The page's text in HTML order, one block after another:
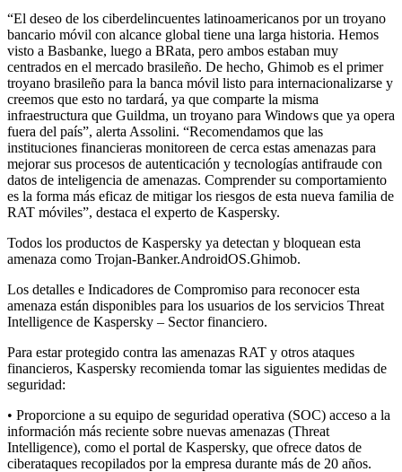
“El deseo de los ciberdelincuentes latinoamericanos por un troyano
bancario móvil con alcance global tiene una larga historia. Hemos
visto a Basbanke, luego a BRata, pero ambos estaban muy
centrados en el mercado brasileño. De hecho, Ghimob es el primer
troyano brasileño para la banca móvil listo para internacionalizarse y
creemos que esto no tardará, ya que comparte la misma
infraestructura que Guildma, un troyano para Windows que ya opera
fuera del país”, alerta Assolini. “Recomendamos que las
instituciones financieras monitoreen de cerca estas amenazas para
mejorar sus procesos de autenticación y tecnologías antifraude con
datos de inteligencia de amenazas. Comprender su comportamiento
es la forma más eficaz de mitigar los riesgos de esta nueva familia de
RAT móviles”, destaca el experto de Kaspersky.
Todos los productos de Kaspersky ya detectan y bloquean esta
amenaza como Trojan-Banker.AndroidOS.Ghimob.
Los detalles e Indicadores de Compromiso para reconocer esta
amenaza están disponibles para los usuarios de los servicios Threat
Intelligence de Kaspersky – Sector financiero.
Para estar protegido contra las amenazas RAT y otros ataques
financieros, Kaspersky recomienda tomar las siguientes medidas de
seguridad:
• Proporcione a su equipo de seguridad operativa (SOC) acceso a la
información más reciente sobre nuevas amenazas (Threat
Intelligence), como el portal de Kaspersky, que ofrece datos de
ciberataques recopilados por la empresa durante más de 20 años.